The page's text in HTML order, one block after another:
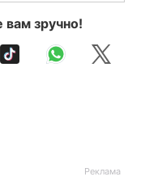
вам зручно!